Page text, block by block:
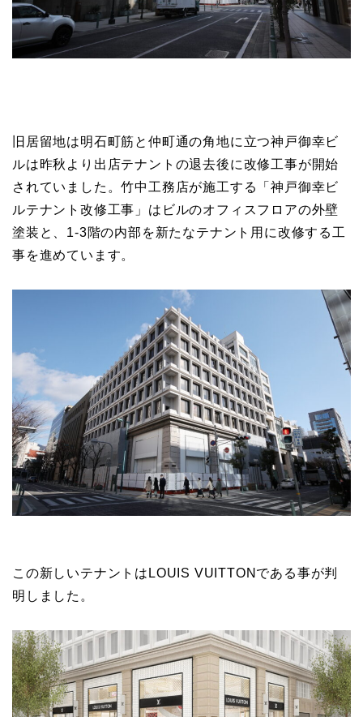
旧居留地は明石町筋と仲町通の角地に立つ神戸御幸ビ
ルは昨秋より出店テナントの退去後に改修工事が開始
されていました。竹中工務店が施工する「神戸御幸ビ
ルテナント改修工事」はビルのオフィスフロアの外壁
塗装と、1-3階の内部を新たなテナント用に改修する工
事を進めています。
この新しいテナントはLOUIS VUITTONである事が判
明しました。